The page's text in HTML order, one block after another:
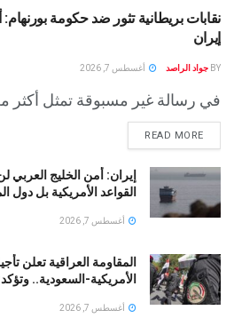
نقابات بريطانية تثور ضد حكومة
إيران
BY جواد الراصد أغسطس 7, 2026
في رسالة غير مسبوقة تمثل أكثر من 2.3 مليون
READ MORE
إيران: أمن الخليج العربي
القواعد الأمريكية بل دول
أغسطس 7, 2026
المقاومة العراقية تعلن
الأمريكية-السعودية..
أغسطس 7, 2026